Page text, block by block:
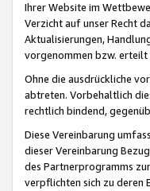
Ihrer Website im
Verzicht auf unser Recht
Aktualisierungen,
vorgenommen bzw.
Ohne die ausdrückliche
abtreten. Vorbehaltlich
rechtlich bindend,
Diese Vereinbarung
dieser Vereinbarung
des Partnerprogramms
verpflichten sich zu deren